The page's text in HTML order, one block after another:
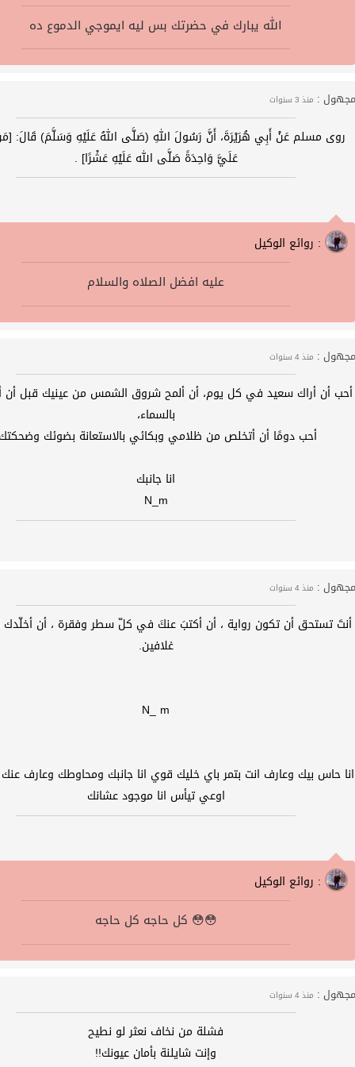
الله يبارك في حضرتك بس ليه ايموجي الدموع ده
مجهول : منذ 3 سنوات
روى مسلم عَنْ أَبِي هُرَيْرَةَ، أَنَّ رَسُولَ اللهِ (صَلَّى اللهُ عَلَيْهِ وَسَلَّمَ) قَالَ:
عَلَيَّ وَاحِدَةً صَلَّى الله عَلَيْهِ عَشْرًا] .
روائع الوكيل :
عليه افضل الصلاه والسلام
مجهول : منذ 4 سنوات
أحب أن أراك سعيد في كل يوم، أن ألمح شروق الشمس من عينيك قبل أن
بالسماء،
أحب دومًا أن أتخلص من ظلامي وبكائي بالاستعانة بضوئك
انا جانبك
N_m
مجهول : منذ 4 سنوات
أنتَ تستحق أن تكون رواية ، أن أكتبَ عنكَ في كلّ سطر وفقرة ، أن أخلّدك
غلافين.
N_ m
انا حاس بيك وعارف انت بتمر باي خليك قوي انا جانبك ومحاوطك وعارف
اوعي تيأس انا موجود عشانك
روائع الوكيل :
كل حاجه كل حاجه 😳😳
مجهول : منذ 4 سنوات
فشلة من نخاف نعثر لو نطيح
وإنت شايلنة بأمان عيونك!!